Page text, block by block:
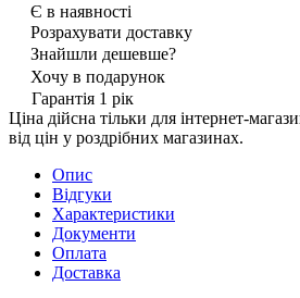
Є в наявності
Розрахувати доставку
Знайшли дешевше?
Хочу в подарунок
Гарантія 1 рік
Ціна дійсна тільки для інтернет-
від цін у роздрібних магазинах.
Опис
Відгуки
Характеристики
Документи
Оплата
Доставка